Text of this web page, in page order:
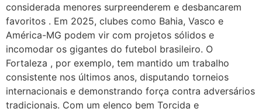
considerada menores surpreenderem e desbancarem
favoritos . Em 2025, clubes como Bahia, Vasco e
América-MG podem vir com projetos sólidos e
incomodar os gigantes do futebol brasileiro. O
Fortaleza , por exemplo, tem mantido um trabalho
consistente nos últimos anos, disputando torneios
internacionais e demonstrando força contra adversários
tradicionais. Com um elenco bem Torcida e